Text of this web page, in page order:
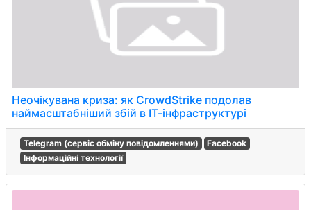
Неочікувана криза: як CrowdStrike подолав
наймасштабніший збій в ІТ-інфраструктурі
Telegram (сервіс обміну повідомленнями)
Facebook
Інформаційні технології